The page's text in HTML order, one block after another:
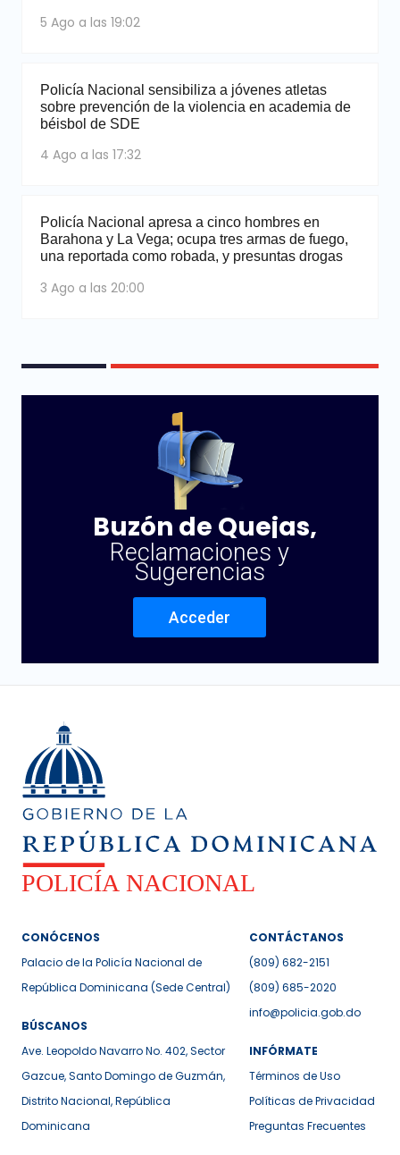
5 Ago a las 19:02
Policía Nacional sensibiliza a jóvenes atletas
sobre prevención de la violencia en academia de
béisbol de SDE
4 Ago a las 17:32
Policía Nacional apresa a cinco hombres en
Barahona y La Vega; ocupa tres armas de fuego,
una reportada como robada, y presuntas drogas
3 Ago a las 20:00
Buzón de Quejas,
Reclamaciones y
Sugerencias
Acceder
CONÓCENOS
Palacio de la Policía Nacional de
República Dominicana (Sede Central)
BÚSCANOS
Ave. Leopoldo Navarro No. 402, Sector
Gazcue, Santo Domingo de Guzmán,
Distrito Nacional, República
Dominicana
CONTÁCTANOS
(809) 682-2151
(809) 685-2020
info@policia.gob.do
INFÓRMATE
Términos de Uso
Políticas de Privacidad
Preguntas Frecuentes